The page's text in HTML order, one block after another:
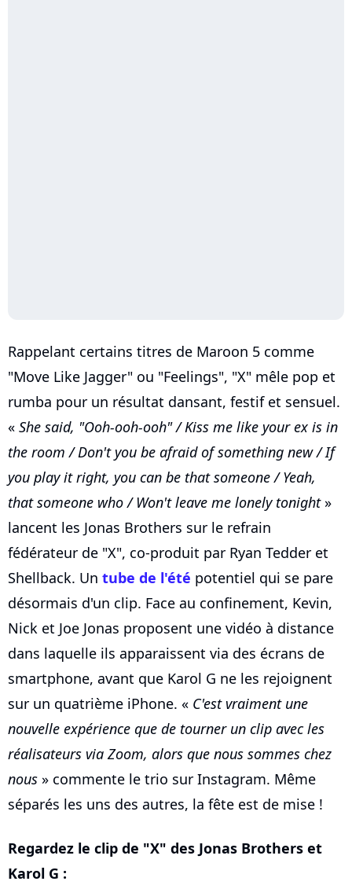
Rappelant certains titres de Maroon 5 comme
"Move Like Jagger" ou "Feelings", "X" mêle pop et
rumba pour un résultat dansant, festif et sensuel.
« She said, "Ooh-ooh-ooh" / Kiss me like your ex is in
the room / Don't you be afraid of something new / If
you play it right, you can be that someone / Yeah,
that someone who / Won't leave me lonely tonight»
lancent les Jonas Brothers sur le refrain
fédérateur de "X", co-produit par Ryan Tedder et
Shellback. Un tube de l'été potentiel qui se pare
désormais d'un clip. Face au confinement, Kevin,
Nick et Joe Jonas proposent une vidéo à distance
dans laquelle ils apparaissent via des écrans de
smartphone, avant que Karol G ne les rejoignent
sur un quatrième iPhone. « C'est vraiment une
nouvelle expérience que de tourner un clip avec les
réalisateurs via Zoom, alors que nous sommes chez
nous » commente le trio sur Instagram. Même
séparés les uns des autres, la fête est de mise !
Regardez le clip de "X" des Jonas Brothers et
Karol G :